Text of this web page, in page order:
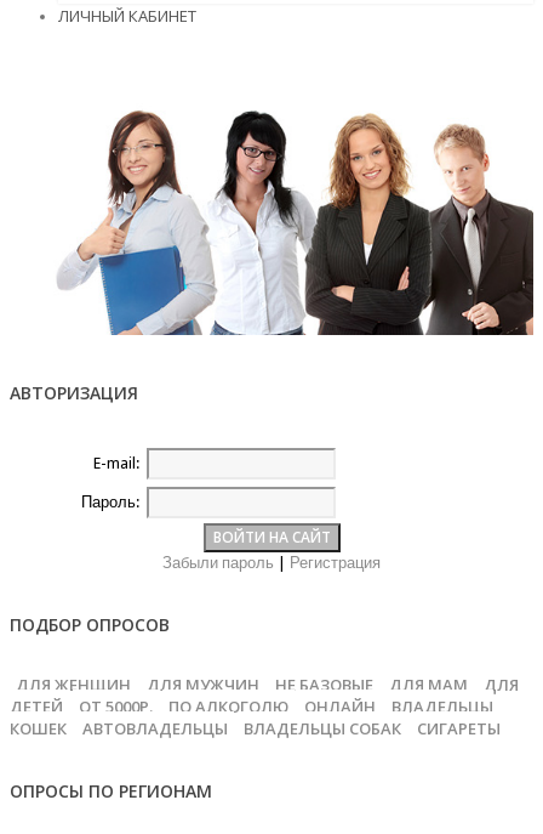
ЛИЧНЫЙ КАБИНЕТ
АВТОРИЗАЦИЯ
E-mail:
Пароль:
Забыли пароль Регистрация
ПОДБОР ОПРОСОВ
ДЛЯ ЖЕНЩИН ДЛЯ МУЖЧИН НЕ БАЗОВЫЕ ДЛЯ МАМ
ДЛЯ
ДЕТЕЙ
ОТ 5000Р. ПО АЛКОГОЛЮ ОНЛАЙН
ВЛАДЕЛЬЦЫ
КОШЕК
АВТОВЛАДЕЛЬЦЫ ВЛАДЕЛЬЦЫ СОБАК СИГАРЕТЫ
ОПРОСЫ ПО РЕГИОНАМ